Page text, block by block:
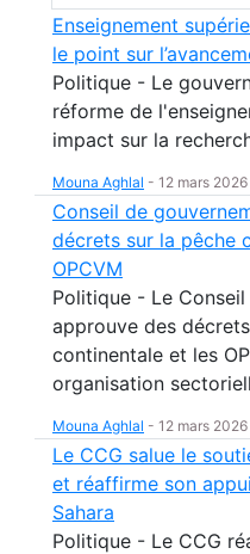
Enseignement
le point sur
Politique - Le
réforme de
impact sur la
Mouna Aghlal - 12 mars 2026
Conseil de
décrets sur la pêche
OPCVM
Politique - Le
approuve des
continentale et les
organisation
Mouna Aghlal - 12 mars 2026
Le CCG salue le
et réaffirme son
Sahara
Politique - Le CCG